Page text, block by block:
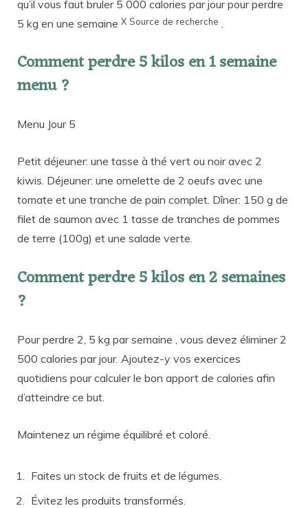
qu’il vous faut bruler 5 000 calories par jour pour perdre
5 kg en une semaine X Source de recherche
Comment perdre 5 kilos en 1 semaine
menu ?
Menu Jour 5
Petit déjeuner: une tasse à thé vert ou noir avec 2
kiwis. Déjeuner: une omelette de 2 oeufs avec une
tomate et une tranche de pain complet. Dîner: 150 g de
filet de saumon avec 1 tasse de tranches de pommes
de terre (100g) et une salade verte.
Comment perdre 5 kilos en 2 semaines
?
Pour perdre 2, 5 kg par semaine , vous devez éliminer 2
500 calories par jour. Ajoutez-y vos exercices
quotidiens pour calculer le bon apport de calories afin
d’atteindre ce but.
Maintenez un régime équilibré et coloré.
Faites un stock de fruits et de légumes.
Évitez les produits transformés.